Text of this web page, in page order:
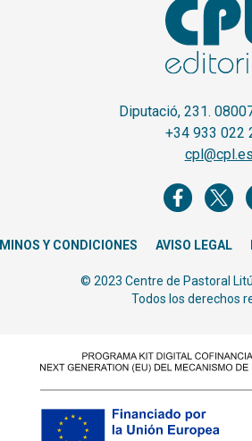
Diputació, 231.
+34 933 022
cpl@cpl.es
Y CONDICIONES AVISO LEGAL
© 2023 Centre de Pastoral
Todos los derechos